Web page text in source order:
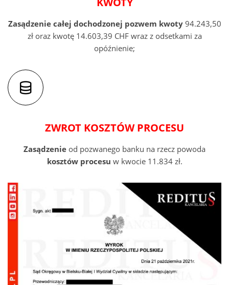
Zasądzenie całej dochodzonej pozwem kwoty94.243,50
zł oraz kwotę 14.603,39 CHF wraz z odsetkami za
opóźnienie;
ZWROT KOSZTÓW PROCESU
Zasądzenie od pozwanego banku na rzecz powoda
kosztów procesu w kwocie 11.834 zł.